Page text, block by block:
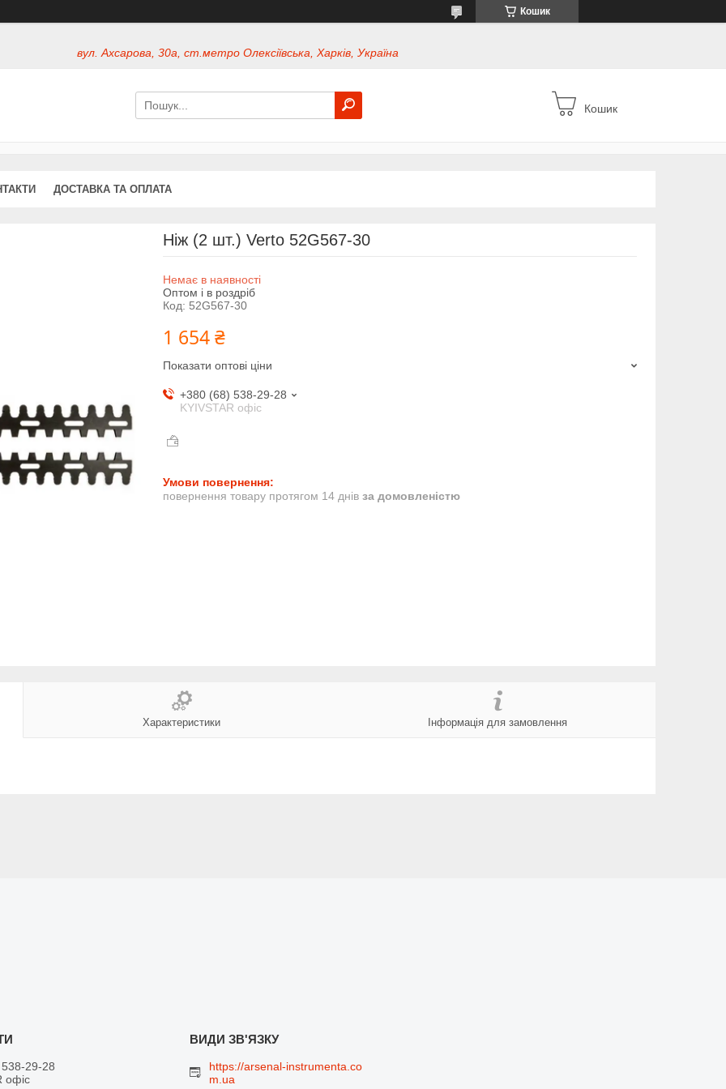
Кошик
вул. Ахсарова, 30а, ст.метро Олексіївська, Харків, Україна
Кошик
ДОСТАВКА ТА ОПЛАТА
Ніж (2 шт.) Verto 52G567-30
Немає в наявності
Оптом і в роздріб
Код: 52G567-30
1 654 ₴
Показати оптові ціни
+380 (68) 538-29-28
KYIVSTAR офіс
повернення товару протягом 14 днів за домовленістю
Характеристики Інформація для замовлення
29-28
офіс
https://arsenal-instrumenta.co
m.ua